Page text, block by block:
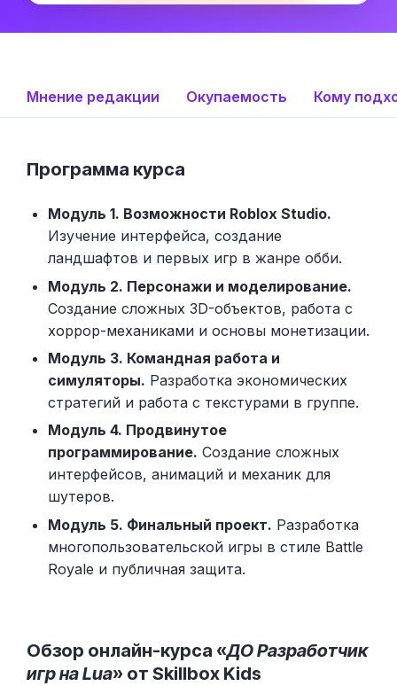
Мнение редакции Окупаемость Кому
Программа курса
Модуль 1. Возможности Roblox Studio.
Изучение интерфейса, создание
ландшафтов и первых игр в жанре обби.
Модуль 2. Персонажи и моделирование.
Создание сложных 3D-объектов, работа с
хоррор-механиками и основы монетизации.
Модуль 3. Командная работа и
симуляторы. Разработка экономических
стратегий и работа с текстурами в группе.
Модуль 4. Продвинутое
программирование. Создание сложных
интерфейсов, анимаций и механик для
шутеров.
Модуль 5. Финальный проект. Разработка
многопользовательской игры в стиле Battle
Royale и публичная защита.
Обзор онлайн-курса «ДО Разработчик
игр на Lua» от Skillbox Kids